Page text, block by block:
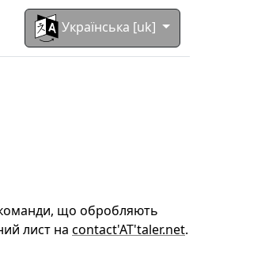
Українська [uk]
команди, що обробляють
лист на contact'AT'taler.net.